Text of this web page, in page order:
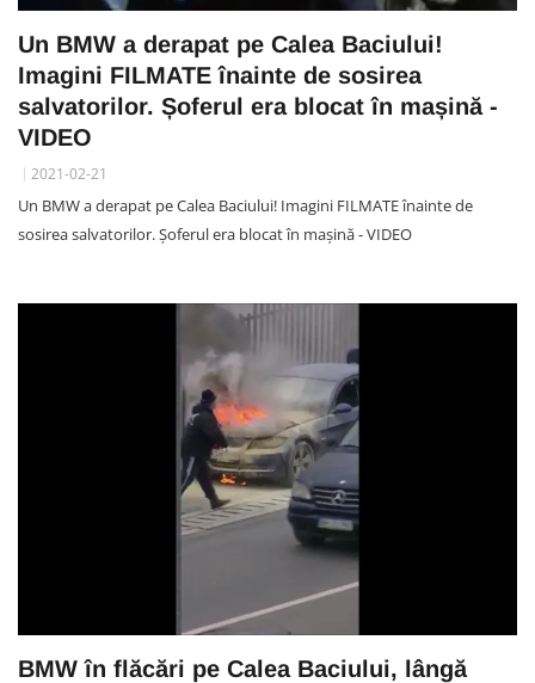
Un BMW a derapat pe Calea Baciului!
Imagini FILMATE înainte de sosirea
salvatorilor. Șoferul era blocat în mașină -
VIDEO
2021-02-21
Un BMW a derapat pe Calea Baciului! Imagini FILMATE înainte de
sosirea salvatorilor. Șoferul era blocat în mașină - VIDEO
BMW în flăcări pe Calea Baciului, lângă